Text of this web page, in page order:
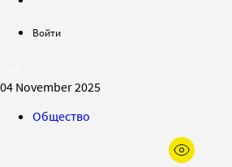
Войти
04 November 2025
Общество